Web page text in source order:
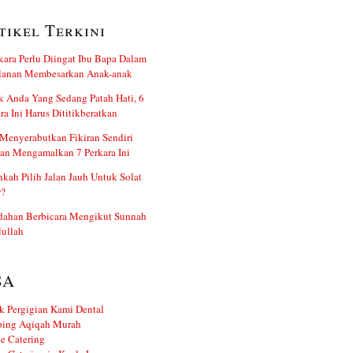
Terkini
Perlu Diingat Ibu Bapa Dalam
Membesarkan Anak-anak
Anda Yang Sedang Patah Hati, 6
Ini Harus Dititikberatkan
Fikiran Sendiri
Mengamalkan 7 Perkara Ini
Pilih Jalan Jauh Untuk Solat
Berbicara Mengikut Sunnah
Pergigian Kami Dental
Aqiqah Murah
Catering